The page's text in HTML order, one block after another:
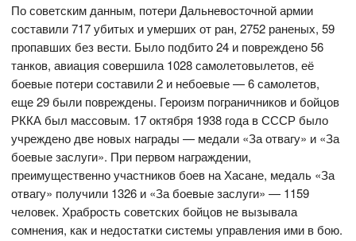
По советским данным, потери Дальневосточной армии
составили 717 убитых и умерших от ран, 2752 раненых, 59
пропавших без вести. Было подбито 24 и повреждено 56
танков, авиация совершила 1028 самолетовылетов, её
боевые потери составили 2 и небоевые — 6 самолетов,
еще 29 были повреждены. Героизм пограничников и бойцов
РККА был массовым. 17 октября 1938 года в СССР было
учреждено две новых награды — медали «За отвагу» и «За
боевые заслуги». При первом награждении,
преимущественно участников боев на Хасане, медаль «За
отвагу» получили 1326 и «За боевые заслуги» — 1159
человек. Храбрость советских бойцов не вызывала
сомнения, как и недостатки системы управления ими в бою.